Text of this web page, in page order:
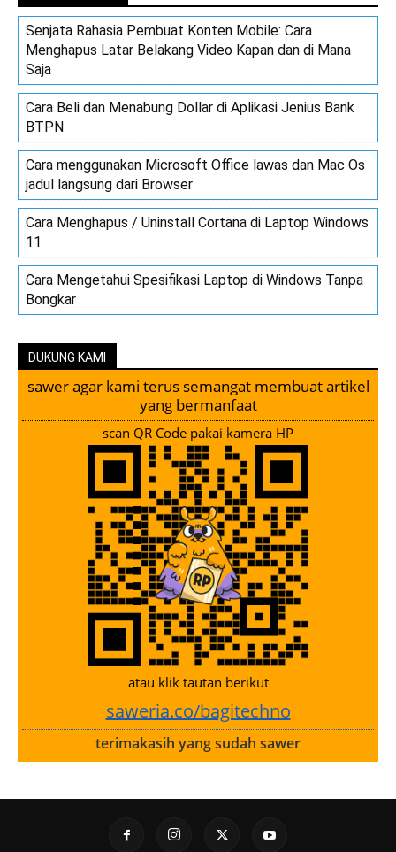
Senjata Rahasia Pembuat Konten Mobile: Cara
Menghapus Latar Belakang Video Kapan dan di Mana
Saja
Cara Beli dan Menabung Dollar di Aplikasi Jenius Bank
BTPN
Cara menggunakan Microsoft Office lawas dan Mac Os
jadul langsung dari Browser
Cara Menghapus / Uninstall Cortana di Laptop Windows
11
Cara Mengetahui Spesifikasi Laptop di Windows Tanpa
Bongkar
DUKUNG KAMI
sawer agar kami terus semangat membuat artikel
yang bermanfaat
scan QR Code pakai kamera HP
atau klik tautan berikut
saweria.co/bagitechno
terimakasih yang sudah sawer